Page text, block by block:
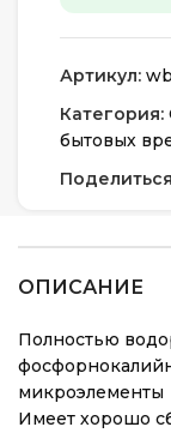
Артикул:
Категория:
бытовых
ОПИСАНИЕ
Полностью
микроэлементы
Имеет хорошо